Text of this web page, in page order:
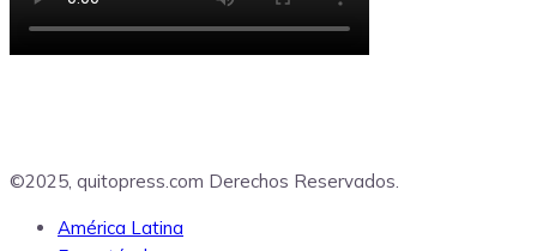
©2025, quitopress.com Derechos Reservados.
América Latina